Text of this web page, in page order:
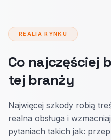
REALIA RYNKU
Co najczęściej
tej branży
Najwięcej szkody robią
realna obsługa i
pytaniach takich jak: